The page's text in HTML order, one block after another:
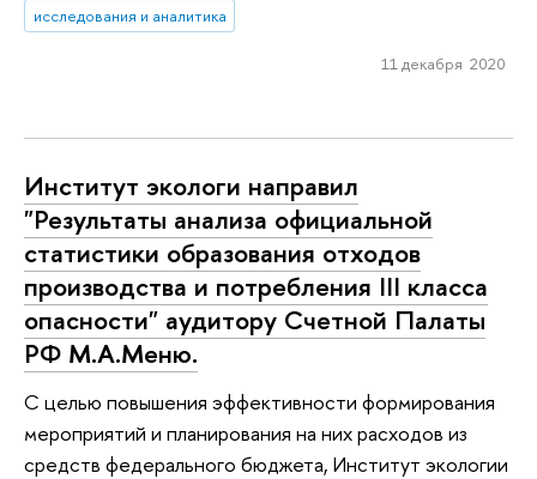
исследования и аналитика
11 декабря 2020
Институт экологи направил
"Результаты анализа официальной
статистики образования отходов
производства и потребления III класса
опасности" аудитору Счетной Палаты
РФ М.А.Меню.
С целью повышения эффективности формирования
мероприятий и планирования на них расходов из
средств федерального бюджета, Институт экологии